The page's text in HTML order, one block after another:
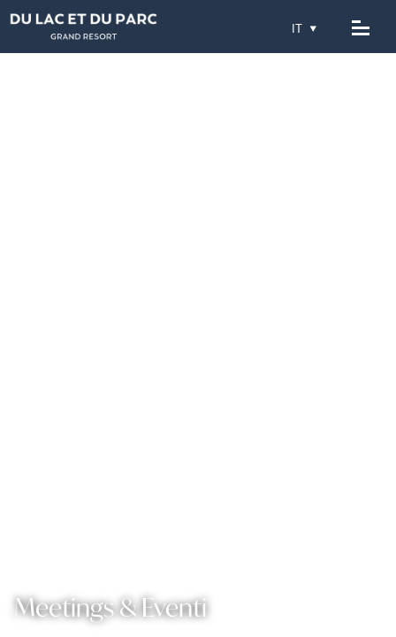
Meetings & Eventi